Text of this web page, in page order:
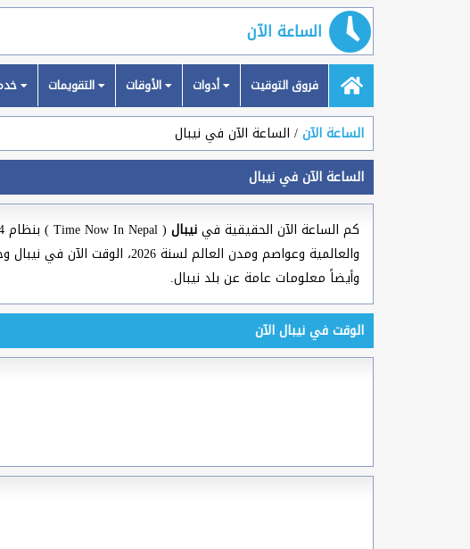
الساعة الآن
فروق التوقيت أدوات الأوقات التقويمات خدمات
الساعة الآن الساعة الآن في نيبال
الساعة الآن في نيبال
كم الساعة الآن الحقيقية فينيبال
وأيضاً معلومات عامة عن بلد نيبال.
الوقت في نيبال الآن